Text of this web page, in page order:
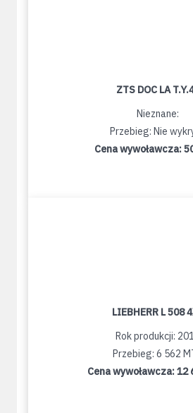
ZTS DOC LA
Nieznane:
Przebieg: Nie
Cena wywoławcza:
LIEBHERR L 508
Rok produkcji:
Przebieg: 6 562
Cena wywoławcza:12